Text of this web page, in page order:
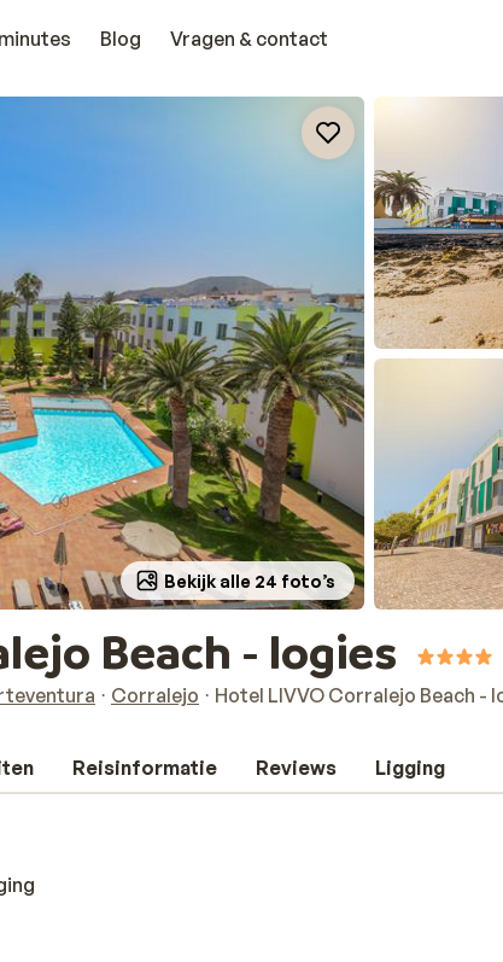
Blog Vragen & contact
Bekijk alle 24 foto’s
Beach - logies
Corralejo Hotel LIVVO Corralejo Beach -
Reisinformatie Reviews Ligging